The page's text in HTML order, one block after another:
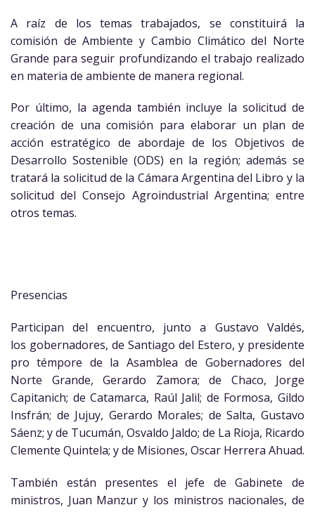
A raíz de los temas trabajados, se constituirá la
comisión de Ambiente y Cambio Climático del Norte
Grande para seguir profundizando el trabajo realizado
en materia de ambiente de manera regional.
Por último, la agenda también incluye la solicitud de
creación de una comisión para elaborar un plan de
acción estratégico de abordaje de los Objetivos de
Desarrollo Sostenible (ODS) en la región; además se
tratará la solicitud de la Cámara Argentina del Libro y la
solicitud del Consejo Agroindustrial Argentina; entre
otros temas.
Presencias
Participan del encuentro, junto a Gustavo Valdés,
los gobernadores, de Santiago del Estero, y presidente
pro témpore de la Asamblea de Gobernadores del
Norte Grande, Gerardo Zamora; de Chaco, Jorge
Capitanich; de Catamarca, Raúl Jalil; de Formosa, Gildo
Insfrán; de Jujuy, Gerardo Morales; de Salta, Gustavo
Sáenz; y de Tucumán, Osvaldo Jaldo; de La Rioja, Ricardo
Clemente Quintela; y de Misiones, Oscar Herrera Ahuad.
También están presentes el jefe de Gabinete de
ministros, Juan Manzur y los ministros nacionales, de